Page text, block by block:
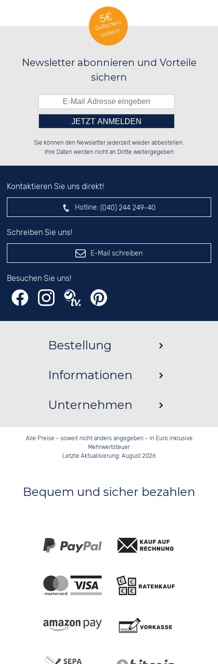
5€
Gutschein
sichern
Newsletter abonnieren und Vorteile
sichern
██░░██░░██░░██░░░░████░░██░░██░░
██████░░██░░██░░░░░░██░░██████░░
░░░░██░░██░░██░░░░░░██░░██░░██░░
Bitte tragen Sie die Zahl in
das nebenstehende Feld ein.
Sie können den Newsletter jederzeit wieder abbestellen.
Ihre Daten werden nicht an Dritte weitergegeben
Kontaktieren Sie uns direkt!
Hotline: (040) 244 249-40
Schreiben Sie uns!
E-Mail schreiben
Besuchen Sie uns!
Bestellung
Informationen
Unternehmen
Alle Preise - soweit nicht anders angegeben - in Euro inklusive
Mehrwertsteuer
Letzte Aktualisierung: August 2026
Bequem und sicher bezahlen